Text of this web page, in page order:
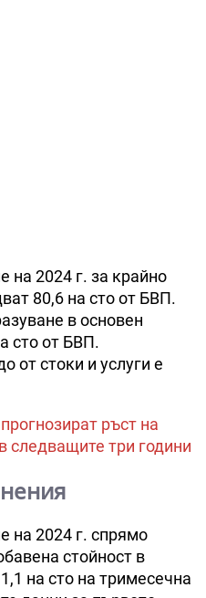
на 2024 г. за крайно
80,6 на сто от БВП.
в основен
сто от БВП.
от стоки и услуги е
ръст на
следващите три години
на 2024 г. спрямо
стойност в
на сто на тримесечна